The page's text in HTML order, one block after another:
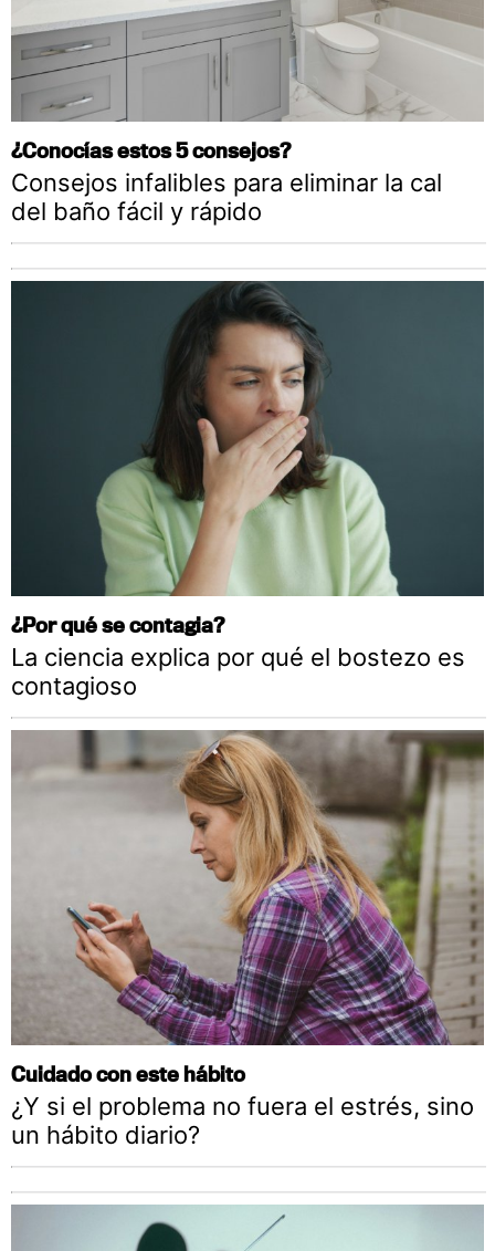
¿Conocías estos 5 consejos?
Consejos infalibles para eliminar la cal
del baño fácil y rápido
¿Por qué se contagia?
La ciencia explica por qué el bostezo es
contagioso
Cuidado con este hábito
¿Y si el problema no fuera el estrés, sino
un hábito diario?